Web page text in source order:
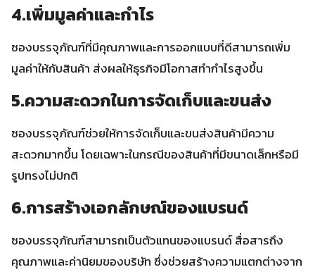
4.เพิ่มมูลค่าและกำไร
ซองบรรจุภัณฑ์ที่มีคุณภาพและการออกแบบที่ดีสามารถเพิ่ม
มูลค่าให้กับสินค้า ส่งผลให้ธุรกิจมีโอกาสทำกำไรสูงขึ้น
5.ความสะดวกในการจัดเก็บและขนส่ง
ซองบรรจุภัณฑ์ช่วยให้การจัดเก็บและขนส่งสินค้ามีความ
สะดวกมากขึ้น โดยเฉพาะในกรณีของสินค้าที่มีขนาดเล็กหรือมี
รูปทรงไม่ปกติ
6.การสร้างเอกลักษณ์ของแบรนด์
ซองบรรจุภัณฑ์สามารถเป็นตัวแทนของแบรนด์ สื่อสารถึง
คุณภาพและค่านิยมของบริษัท ซึ่งช่วยสร้างความแตกต่างจาก